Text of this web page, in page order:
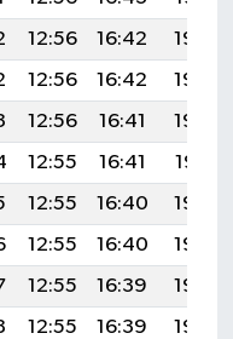
12:56 16:42
19:50
12:56 16:42
19:49
12:56 16:41
19:48
12:55 16:41
19:47
12:55 16:40
19:45
12:55 16:40
19:44
12:55 16:39
19:43
12:55 16:39
19:42